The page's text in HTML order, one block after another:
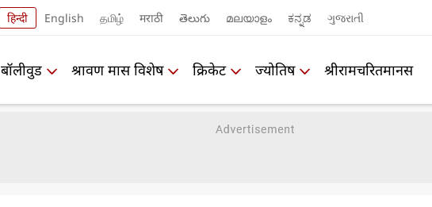
हिन्दी English தமிழ் मराठी తెలుగు മലയാളം ಕನ್ನಡ ગુજરાતી
बॉलीवुड श्रावण मास विशेष क्रिकेट ज्योतिष श्रीरामचरितमानस